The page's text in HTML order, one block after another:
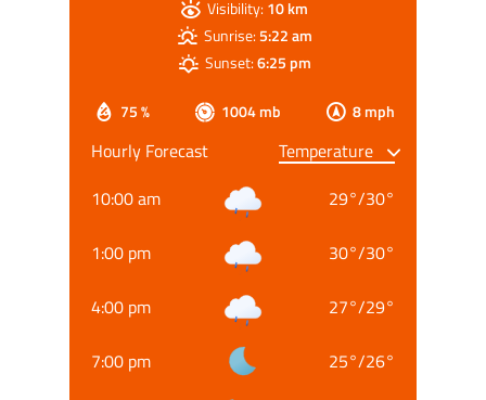
75 % 1004 mb 8 mph
Visibility:10 km
Sunrise:5:22 am
Sunset:6:25 pm
Hourly Forecast
10:00 am
29°/30°
1:00 pm 30°/30°
4:00 pm 27°/29°
7:00 pm 25°/26°